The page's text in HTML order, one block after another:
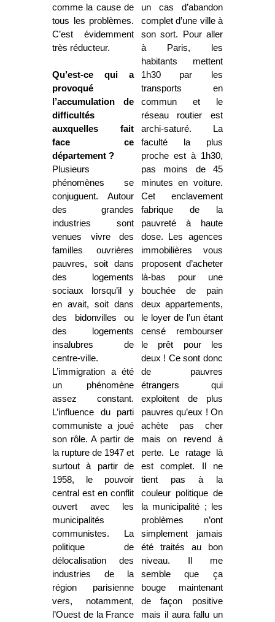
comme la cause de
tous les problèmes.
C’est évidemment
très réducteur.
Qu’est-ce qui a
provoqué
l’accumulation de
difficultés
auxquelles fait
face ce
département ?
Plusieurs
phénomènes se
conjuguent. Autour
des grandes
industries sont
venues vivre des
familles ouvrières
pauvres, soit dans
des logements
sociaux lorsqu’il y
en avait, soit dans
des bidonvilles ou
des logements
insalubres de
centre-ville.
L’immigration a été
un phénomène
assez constant.
L’influence du parti
communiste a joué
son rôle. A partir de
la rupture de 1947 et
surtout à partir de
1958, le pouvoir
central est en conflit
ouvert avec les
municipalités
communistes. La
politique de
délocalisation des
industries de la
région parisienne
vers, notamment,
l’Ouest de la France
un cas d’abandon
complet d’une ville à
son sort. Pour aller
à Paris, les
habitants mettent
1h30 par les
transports en
commun et le
réseau routier est
archi-saturé. La
faculté la plus
proche est à 1h30,
pas moins de 45
minutes en voiture.
Cet enclavement
fabrique de la
pauvreté à haute
dose. Les agences
immobilières vous
proposent d’acheter
là-bas pour une
bouchée de pain
deux appartements,
le loyer de l’un étant
censé rembourser
le prêt pour les
deux ! Ce sont donc
de pauvres
étrangers qui
exploitent de plus
pauvres qu’eux ! On
achète pas cher
mais on revend à
perte. Le ratage là
est complet. Il ne
tient pas à la
couleur politique de
la municipalité ; les
problèmes n’ont
simplement jamais
été traités au bon
niveau. Il me
semble que ça
bouge maintenant
de façon positive
mais il aura fallu un